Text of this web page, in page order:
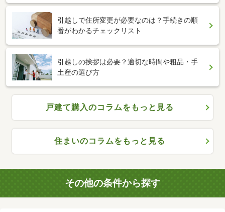
引越しで住所変更が必要なのは？手続きの順
番がわかるチェックリスト
引越しの挨拶は必要？適切な時間や粗品・手
土産の選び方
戸建て購入のコラムをもっと見る
住まいのコラムをもっと見る
その他の条件から探す